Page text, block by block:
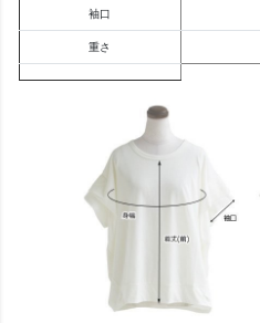
袖口
重さ